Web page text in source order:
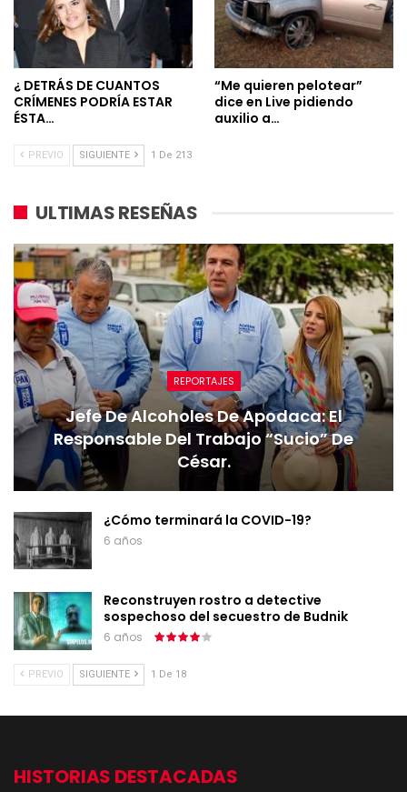
¿ DETRÁS DE CUANTOS
CRÍMENES PODRÍA ESTAR
ÉSTA…
“Me quieren pelotear”
dice en Live pidiendo
auxilio a…
PREVIO SIGUIENTE 1 De 213
ULTIMAS RESEÑAS
REPORTAJES
Jefe De Alcoholes De Apodaca: El
Responsable Del Trabajo “sucio” De
César.
¿Cómo terminará la COVID-19?
6 años
Reconstruyen rostro a detective
sospechoso del secuestro de Budnik
6 años
PREVIO SIGUIENTE 1 De 18
HISTORIAS DESTACADAS